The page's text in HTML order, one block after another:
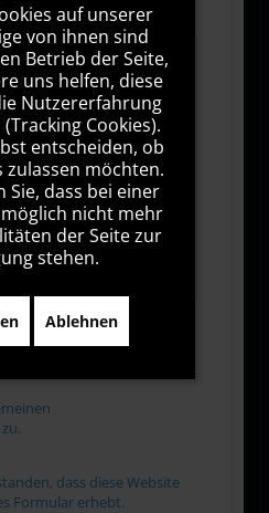
1000
dass diese Website
Formular erhebt.
auf unserer
von ihnen sind
Betrieb der Seite,
uns helfen, diese
Nutzererfahrung
Cookies).
entscheiden, ob
zulassen möchten.
Sie, dass bei einer
nicht mehr
der Seite zur
stehen.
Ablehnen